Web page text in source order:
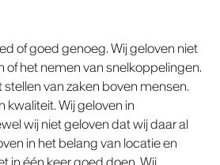
of goed genoeg. Wij geloven niet
of het nemen van snelkoppelingen.
stellen van zaken boven mensen.
kwaliteit. Wij geloven in
wij niet geloven dat wij daar al
in het belang van locatie en
in één keer goed doen. Wij